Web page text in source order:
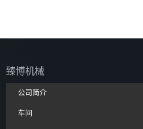
臻博机械
公司简介
车间